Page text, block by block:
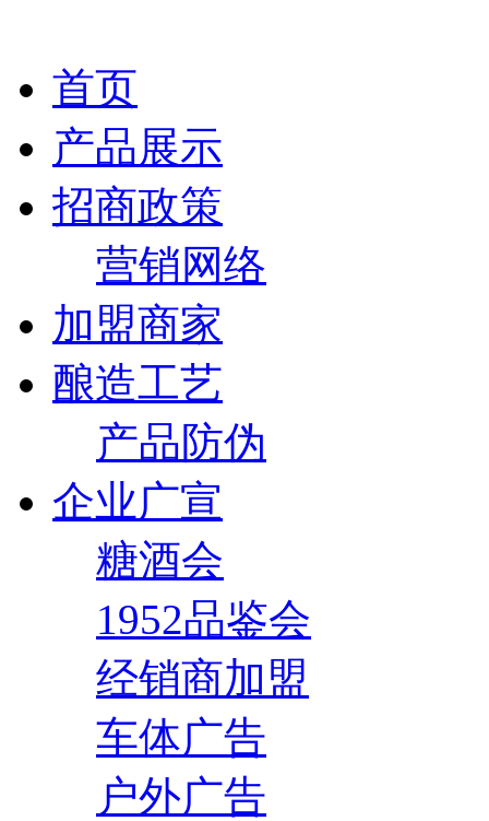
首页
产品展示
招商政策
营销网络
加盟商家
酿造工艺
产品防伪
企业广宣
糖酒会
1952品鉴会
经销商加盟
车体广告
户外广告